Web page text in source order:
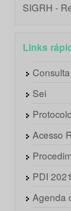
SIGRH -
Links
Sei
Acesso
PDI
Agenda